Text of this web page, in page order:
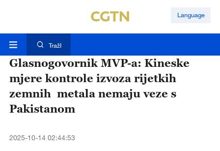
Language
TražI
Glasnogovornik MVP-a: Kineske
mjere kontrole izvoza rijetkih
zemnih metala nemaju veze s
Pakistanom
2025-10-14 02:44:53